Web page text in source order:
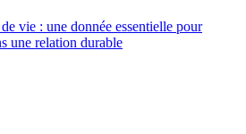
vie : une donnée essentielle pour
une relation durable